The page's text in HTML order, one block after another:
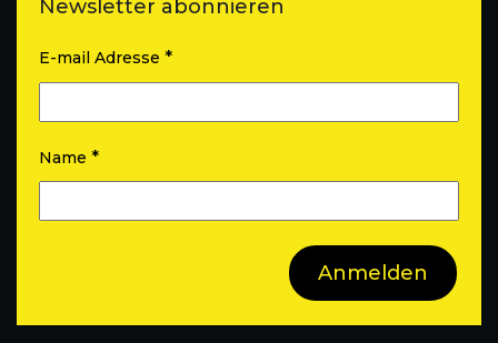
Newsletter abonnieren
E-mail Adresse *
Name *